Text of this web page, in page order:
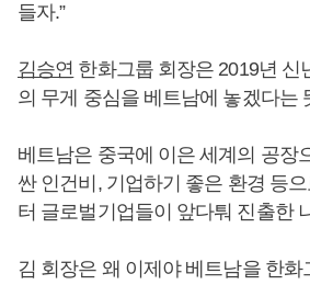
들자.”
김승연 한화그룹 회장은 2019년 신
의 무게 중심을 베트남에 놓겠다는
베트남은 중국에 이은 세계의 공장
싼 인건비, 기업하기 좋은 환경 등
터 글로벌기업들이 앞다퉈 진출한
김 회장은 왜 이제야 베트남을 한화